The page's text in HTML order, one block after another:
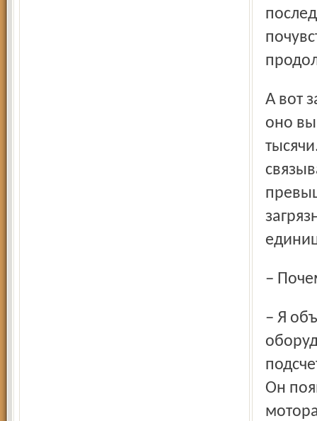
А вот загрязнение воздуха от автомобилей растет. За год
оно
–
– Я объясняю это тем, что более чувствительным стало
Он